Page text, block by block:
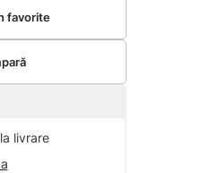
livrare
favorite